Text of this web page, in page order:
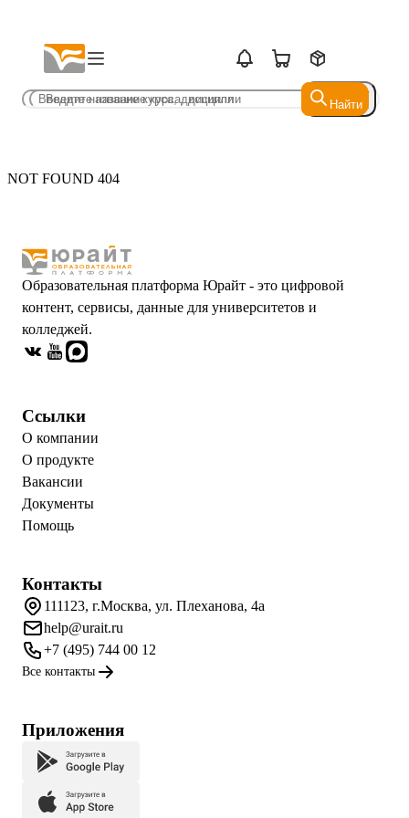
Найти
Найти
NOT FOUND 404
Образовательная платформа Юрайт - это цифровой
контент, сервисы, данные для университетов и
колледжей.
Ссылки
О компании
О продукте
Вакансии
Документы
Помощь
Контакты
111123, г.Москва, ул. Плеханова, 4а
help@urait.ru
+7 (495) 744 00 12
Все контакты
Приложения